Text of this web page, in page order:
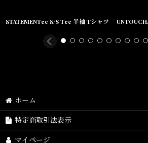
STATEMENTee S/S Tee 半袖 Tシャツ
ホーム
特定商取引法表示
マイページ